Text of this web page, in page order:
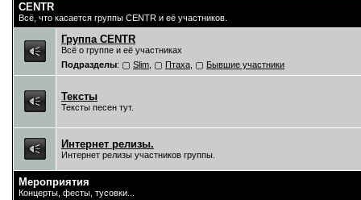
CENTR
Всё, что касается группы CENTR и её участников.
Группа CENTR
Всё о группе и её участниках
Подразделы: Slim Птаха Бывшие участники
Тексты
Тексты песен тут.
Интернет релизы.
Интернет релизы участников группы.
Мероприятия
Концерты, фесты, тусовки...